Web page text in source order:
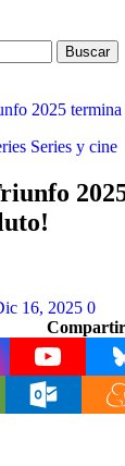
Buscar
2025
Series y cine
16, 2025 0
Compartir